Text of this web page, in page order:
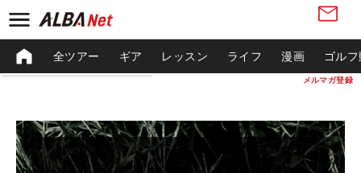
メルマガ登録
全ツアー ギア レッスン ライフ 漫画 ゴル